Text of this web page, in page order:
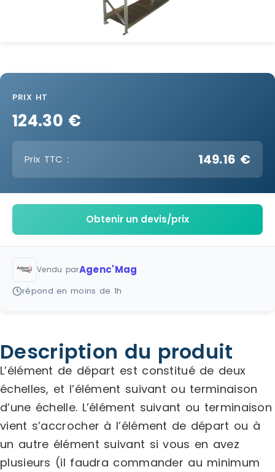
PRIX HT
124.30 €
Prix TTC : 149.16 €
Obtenir un devis/prix
Vendu parAgenc'Mag
répond en moins de 1h
Description du produit
L’élément de départ est constitué de deux
échelles, et l’élément suivant ou terminaison
d’une échelle. L’élément suivant ou terminaison
vient s’accrocher à l’élément de départ ou à
un autre élément suivant si vous en avez
plusieurs (il faudra commander au minimum